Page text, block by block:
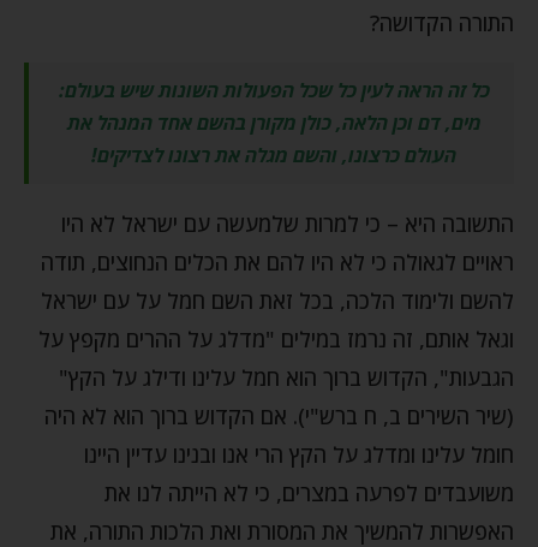
התורה הקדושה?
כל זה הראה לעין כל שכל הפעולות השונות שיש בעולם:
מים, דם וכן הלאה, כולן מקורן בהשם אחד המנהל את
העולם כרצונו, והשם מגלה את רצונו לצדיקים!
התשובה היא – כי למרות שלמעשה עם ישראל לא היו
ראויים לגאולה כי לא היו להם את הכלים הנחוצים, תודה
להשם ולימוד הלכה, בכל זאת השם חמל על עם ישראל
וגאל אותם, זה נרמז במילים "מדלג על ההרים מקפץ על
הגבעות", הקדוש ברוך הוא חמל עלינו ודילג על הקץ"
(שיר השירים ב, ח ברש"י). אם הקדוש ברוך הוא לא היה
חומל עלינו ומדלג על הקץ הרי אנו ובנינו עדיין היינו
משועבדים לפרעה במצרים, כי לא הייתה לנו את
האפשרות להמשיך את המסורת ואת הלכות התורה, את